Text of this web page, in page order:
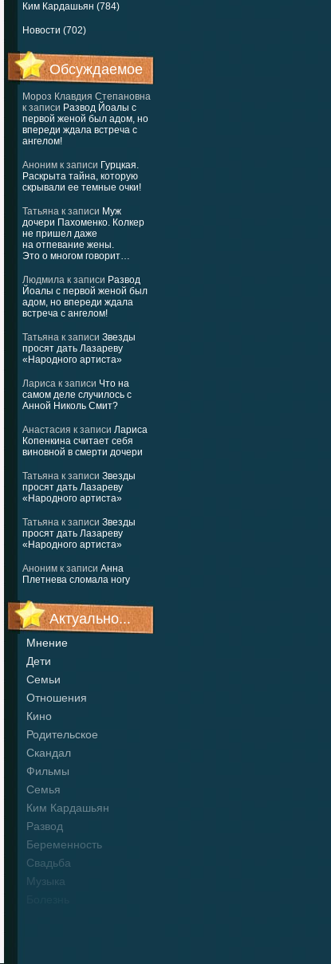
Ким Кардашьян (784)
Новости (702)
Обсуждаемое
Мороз Клавдия Степановна
к записи Развод Йоалы с
первой женой был адом, но
впереди ждала встреча с
ангелом!
Аноним к записи Гурцкая.
Раскрыта тайна, которую
скрывали ее темные очки!
Татьяна к записи Муж
дочери Пахоменко. Колкер
не пришел даже
на отпевание жены.
Это о многом говорит…
Людмила к записи Развод
Йоалы с первой женой был
адом, но впереди ждала
встреча с ангелом!
Татьяна к записи Звезды
просят дать Лазареву
«Народного артиста»
Лариса к записи Что на
самом деле случилось с
Анной Николь Смит?
Анастасия к записи Лариса
Копенкина считает себя
виновной в смерти дочери
Татьяна к записи Звезды
просят дать Лазареву
«Народного артиста»
Татьяна к записи Звезды
просят дать Лазареву
«Народного артиста»
Аноним к записи Анна
Плетнева сломала ногу
Актуально...
Мнение
Дети
Семьи
Отношения
Кино
Родительское
Скандал
Фильмы
Семья
Ким Кардашьян
Развод
Беременность
Свадьба
Музыка